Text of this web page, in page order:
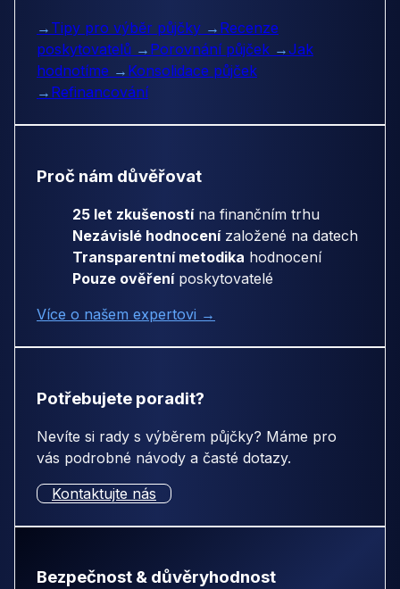
→ Tipy pro výběr půjčky → Recenze
poskytovatelů → Porovnání půjček →Jak
hodnotíme → Konsolidace půjček
→ Refinancování
Proč nám důvěřovat
25 let zkušenostína finančním trhu
Nezávislé hodnocenízaložené na datech
Transparentní metodika hodnocení
Pouze ověřeníposkytovatelé
Více o našem expertovi →
Potřebujete poradit?
Nevíte si rady s výběrem půjčky? Máme pro
vás podrobné návody a časté dotazy.
Kontaktujte nás
Bezpečnost & důvěryhodnost